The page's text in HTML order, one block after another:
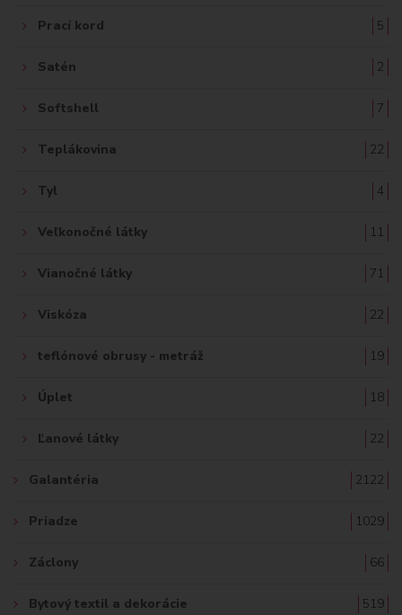
Prací kord 5
Satén 2
Softshell 7
Teplákovina 22
Tyl 4
Veľkonočné látky 11
Vianočné látky 71
Viskóza 22
teflónové obrusy - metráž 19
Úplet 18
Ľanové látky 22
Galantéria 2122
Priadze 1029
Záclony 66
Bytový textil a dekorácie 519